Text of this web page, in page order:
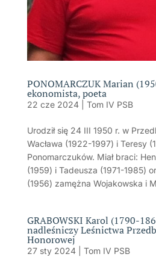
PONOMARCZUK Marian
ekonomista, poeta
22 cze 2024| Tom IV PSB
Urodził się 24 III 1950 r. w
Wacława (1922-1997) i Teresy
Ponomarczuków. Miał braci:
(1959) i Tadeusza (1971-1985)
(1956) zamężna Wojakowska i
GRABOWSKI Karol (1790-
nadleśniczy Leśnictwa
Honorowej
27 sty 2024| Tom IV PSB